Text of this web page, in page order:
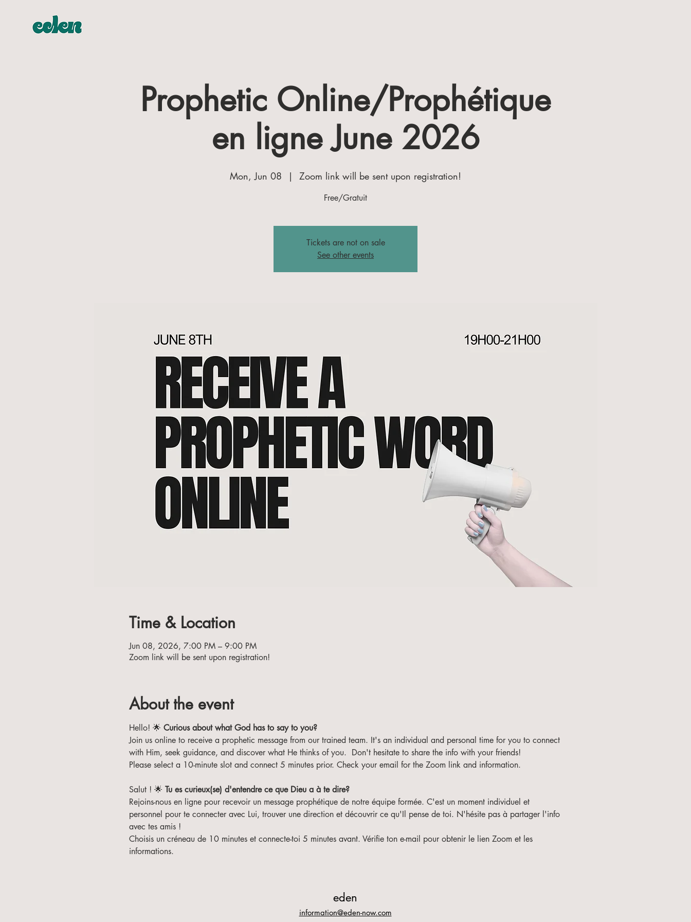
Prophetic Online/Prophétique
en ligne June 2026
Mon, Jun 08
  |
Zoom link will be sent upon registration!
Free/Gratuit
Tickets are not on sale
See other events
Time & Location
Jun 08, 2026, 7:00 PM – 9:00 PM
Zoom link will be sent upon registration!
About the event
Hello! 🌟 Curious about what God has to say to you?
Join us online to receive a prophetic message from our trained team. It's an individual and personal time for you to connect
with Him, seek guidance, and discover what He thinks of you.  Don't hesitate to share the info with your friends!
Please select a 10-minute slot and connect 5 minutes prior. Check your email for the Zoom link and information.
Salut ! 🌟 Tu es curieux(se) d'entendre ce que Dieu a à te dire?
Rejoins-nous en ligne pour recevoir un message prophétique de notre équipe formée. C'est un moment individuel et
personnel pour te connecter avec Lui, trouver une direction et découvrir ce qu'Il pense de toi. N'hésite pas à partager l'info
avec tes amis !
Choisis un créneau de 10 minutes et connecte-toi 5 minutes avant. Vérifie ton e-mail pour obtenir le lien Zoom et les
informations.
eden
information@eden-now.com